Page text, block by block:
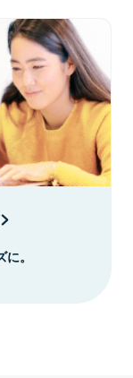
。